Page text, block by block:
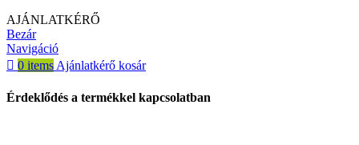
AJÁNLATKÉRŐ
Bezár
Navigáció
0 items Ajánlatkérő kosár
Érdeklődés a termékkel kapcsolatban